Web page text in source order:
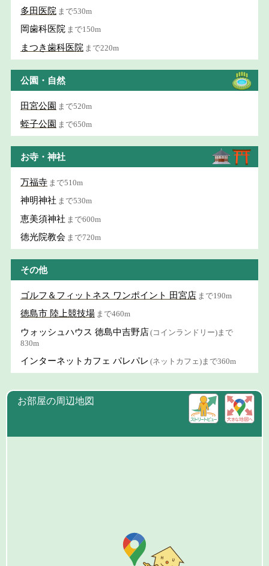
多田医院 まで530m
岡歯科医院 まで150m
まつき歯科医院 まで220m
公園・自然
田宮公園 まで520m
蛭子公園 まで650m
お寺・神社
万福寺 まで510m
神明神社 まで530m
恵美須神社 まで600m
徳光院教会 まで720m
その他
ゴルフ＆フィットネス ワンポイント 田宮店 まで190m
徳島市 陸上競技場 まで460m
ウォッシュハウス 徳島中吉野店(コインランドリー)まで
830m
インターネットカフェ パレパレ (ネットカフェ)まで360m
お部屋の周辺地図